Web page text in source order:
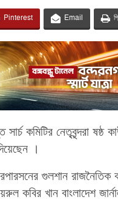
Pinterest Email
কমিটির নেতৃবৃন্দরা ষষ্ঠ
।
গুলশান রাজনৈতিক
কবির খান বাংলাদেশ